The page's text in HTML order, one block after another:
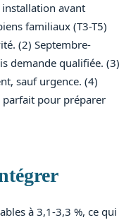
avant
familiaux (T3-T5)
(2) Septembre-
demande qualifiée. (3)
sauf urgence. (4)
parfait pour préparer
à 3,1-3,3 %, ce qui